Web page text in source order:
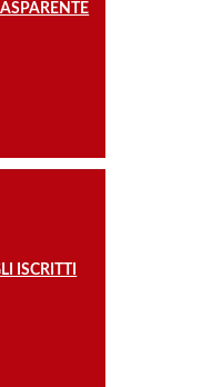
ISCRITTI